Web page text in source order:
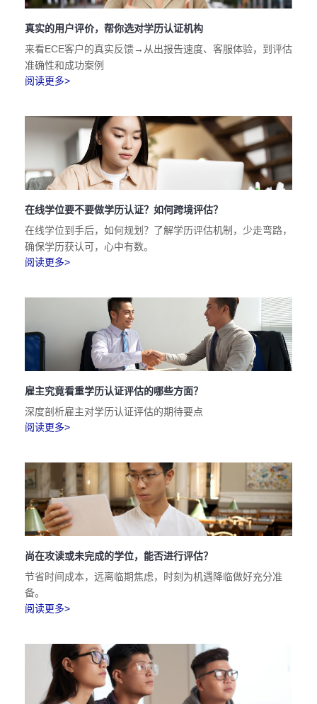
真实的用户评价，帮你选对学历认证机构
来看ECE客户的真实反馈→从出报告速度、客服体验，到评估
准确性和成功案例
阅读更多>
在线学位要不要做学历认证？如何跨境评估？
在线学位到手后，如何规划？了解学历评估机制，少走弯路，
确保学历获认可，心中有数。
阅读更多>
雇主究竟看重学历认证评估的哪些方面？
深度剖析雇主对学历认证评估的期待要点
阅读更多>
尚在攻读或未完成的学位，能否进行评估？
节省时间成本，远离临期焦虑，时刻为机遇降临做好充分准
备。
阅读更多>